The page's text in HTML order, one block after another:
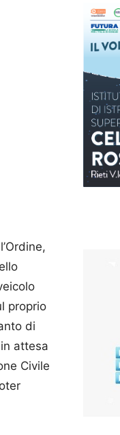
proprio
di
attesa
Civile